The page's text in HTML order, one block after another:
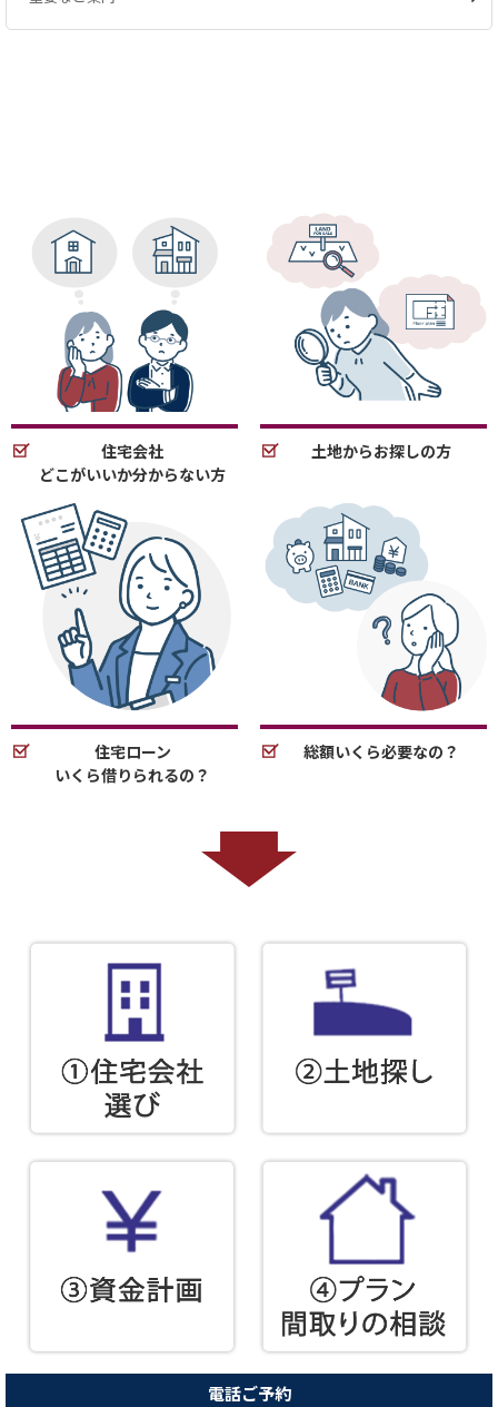
住宅会社
どこがいいか分からない方
土地からお探しの方
住宅ローン
いくら借りられるの？
総額いくら必要なの？
電話ご予約